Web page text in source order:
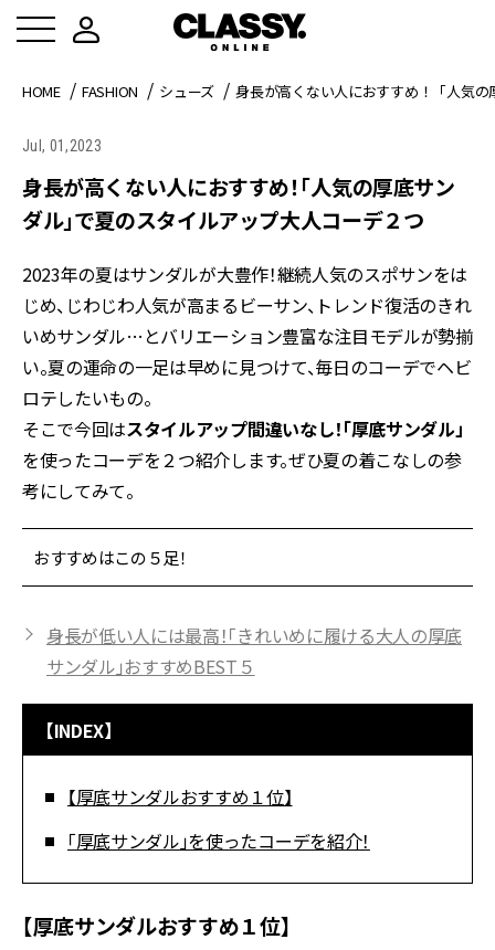
HOME FASHION シューズ 身長が高くない人におすすめ！「人気
Jul, 01,2023
身長が高くない人におすすめ！「人気の厚底サン
ダル」で夏のスタイルアップ大人コーデ２つ
2023年の夏はサンダルが大豊作！継続人気のスポサンをは
じめ、じわじわ人気が高まるビーサン、トレンド復活のきれ
いめサンダル…とバリエーション豊富な注目モデルが勢揃
い。夏の運命の一足は早めに見つけて、毎日のコーデでヘビ
ロテしたいもの。
そこで今回はスタイルアップ間違いなし！「厚底サンダル」
を使ったコーデを２つ紹介します。ぜひ夏の着こなしの参
考にしてみて。
おすすめはこの５足！
身長が低い人には最高！「きれいめに履ける大人の厚底
サンダル」おすすめBEST５
【INDEX】
【厚底サンダルおすすめ１位】
「厚底サンダル」を使ったコーデを紹介！
【厚底サンダルおすすめ１位】